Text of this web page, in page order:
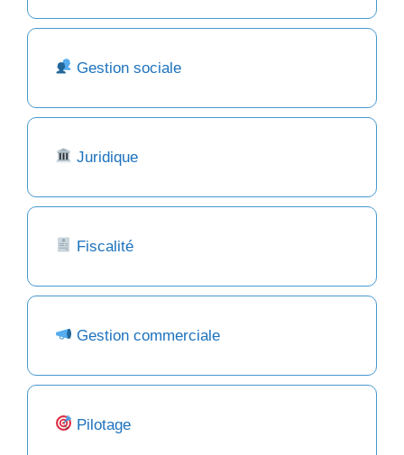
Gestion sociale
Juridique
Fiscalité
Gestion commerciale
Pilotage